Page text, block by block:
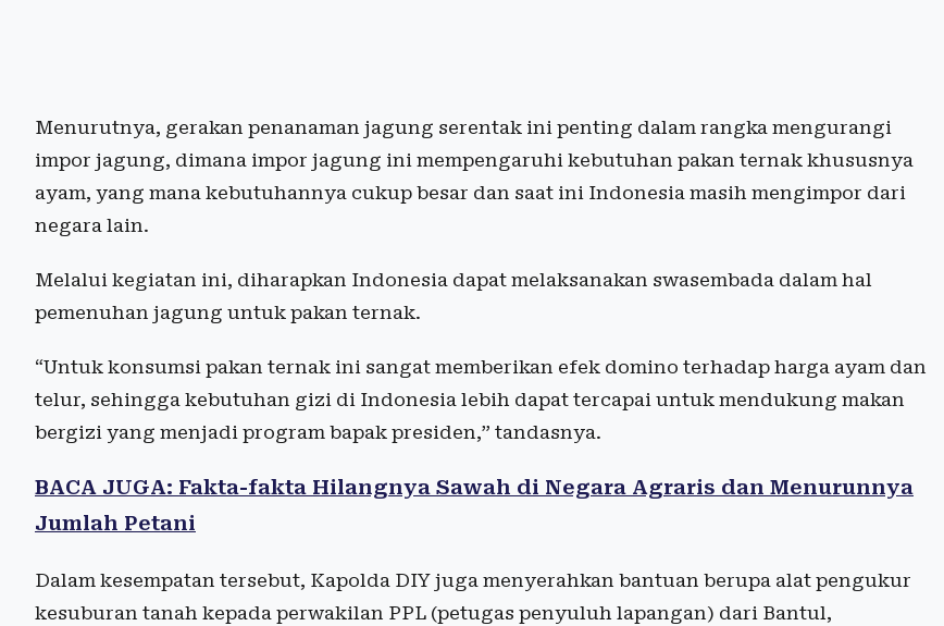
Menurutnya, gerakan penanaman jagung serentak ini penting dalam rangka mengurangi
impor jagung, dimana impor jagung ini mempengaruhi kebutuhan pakan ternak khususnya
ayam, yang mana kebutuhannya cukup besar dan saat ini Indonesia masih mengimpor dari
negara lain.
Melalui kegiatan ini, diharapkan Indonesia dapat melaksanakan swasembada dalam hal
pemenuhan jagung untuk pakan ternak.
“Untuk konsumsi pakan ternak ini sangat memberikan efek domino terhadap harga ayam dan
telur, sehingga kebutuhan gizi di Indonesia lebih dapat tercapai untuk mendukung makan
bergizi yang menjadi program bapak presiden,” tandasnya.
BACA JUGA: Fakta-fakta Hilangnya Sawah di Negara Agraris dan Menurunnya
Jumlah Petani
Dalam kesempatan tersebut, Kapolda DIY juga menyerahkan bantuan berupa alat pengukur
kesuburan tanah kepada perwakilan PPL (petugas penyuluh lapangan) dari Bantul,